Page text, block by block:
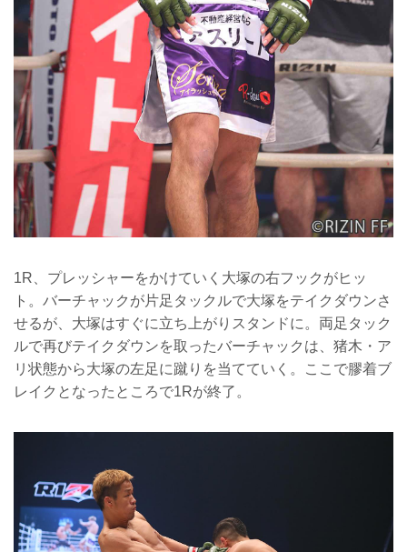
1R、プレッシャーをかけていく大塚の右フックがヒッ
ト。バーチャックが片足タックルで大塚をテイクダウンさ
せるが、大塚はすぐに立ち上がりスタンドに。両足タック
ルで再びテイクダウンを取ったバーチャックは、猪木・ア
リ状態から大塚の左足に蹴りを当てていく。ここで膠着ブ
レイクとなったところで1Rが終了。